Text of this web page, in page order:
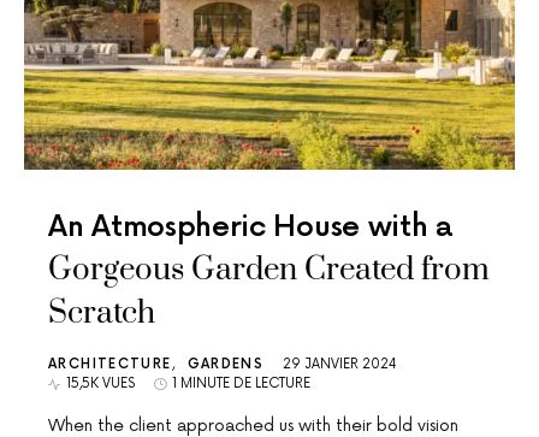
An Atmospheric House with a
Gorgeous Garden Created from
Scratch
ARCHITECTURE GARDENS
29 JANVIER 2024
15,5K VUES
1 MINUTE DE LECTURE
When the client approached us with their bold vision